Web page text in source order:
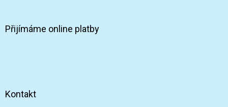
Přijímáme online platby
Kontakt